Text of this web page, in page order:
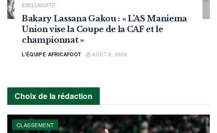
EXCLUSIVITÉ
Bakary Lassana Gakou : « L’AS Maniema
Union vise la Coupe de la CAF et le
championnat »
L'ÉQUIPE AFRICAFOOT AOÛT 8, 2026
Choix de la rédaction
CLASSEMENT